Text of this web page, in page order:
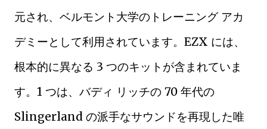
元され、ベルモント大学のトレーニング アカ
デミーとして利用されています。EZX には、
根本的に異なる 3 つのキットが含まれていま
す。1 つは、バディ リッチの 70 年代の
Slingerland の派手なサウンドを再現した唯